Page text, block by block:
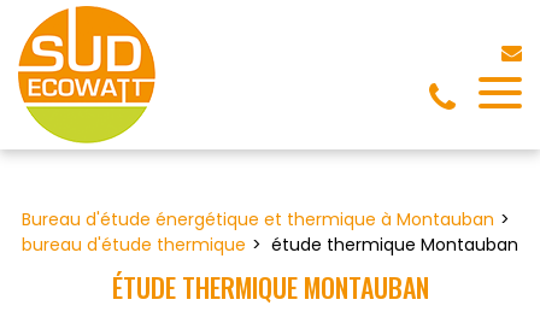
Bureau d'étude énergétique et thermique à Montauban
bureau d'étude thermique
étude thermique Montauban
ÉTUDE THERMIQUE MONTAUBAN
Panneau de gestion des cookies